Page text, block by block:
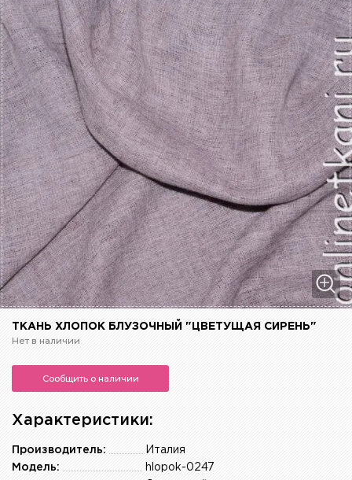
ТКАНЬ ХЛОПОК БЛУЗОЧНЫЙ "ЦВЕТУЩАЯ СИРЕНЬ"
Нет в наличии
Сообщить о наличии
Характеристики:
Италия
Производитель:
hlopok-0247
Модель: